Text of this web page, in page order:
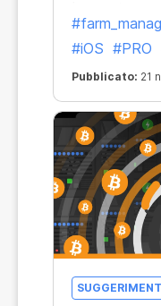
massima per
una sfida!
#iOS #PRO
Pubblicato: 21